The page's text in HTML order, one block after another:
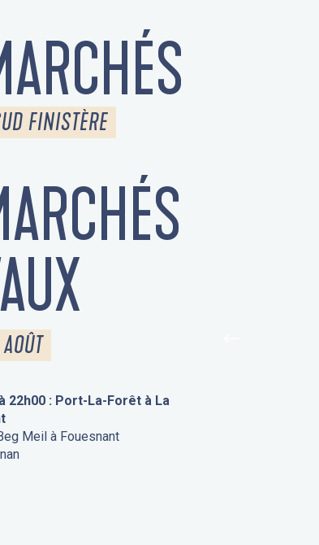
FINISTÈRE
22h00 : Port-La-Forêt à La
Meil à Fouesnant